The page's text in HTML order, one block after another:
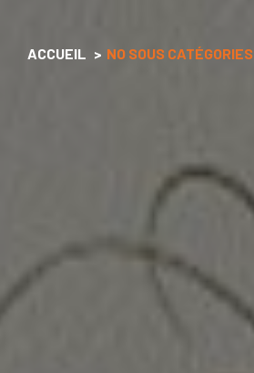
ACCUEIL NO SOUS CATÉGORIES